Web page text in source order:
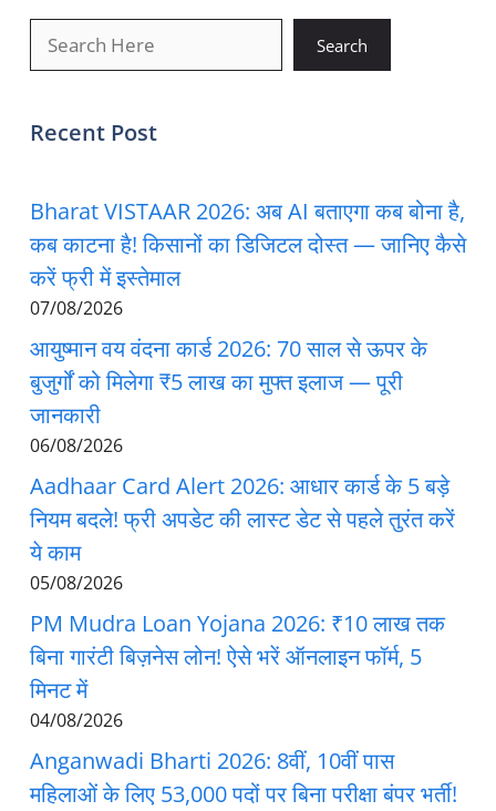
Search
Recent Post
Bharat VISTAAR 2026: अब AI बताएगा कब बोना है,
कब काटना है! किसानों का डिजिटल दोस्त — जानिए कैसे
करें फ्री में इस्तेमाल
07/08/2026
आयुष्मान वय वंदना कार्ड 2026: 70 साल से ऊपर के
बुजुर्गों को मिलेगा ₹5 लाख का मुफ्त इलाज — पूरी
जानकारी
06/08/2026
Aadhaar Card Alert 2026: आधार कार्ड के 5 बड़े
नियम बदले! फ्री अपडेट की लास्ट डेट से पहले तुरंत करें
ये काम
05/08/2026
PM Mudra Loan Yojana 2026: ₹10 लाख तक
बिना गारंटी बिज़नेस लोन! ऐसे भरें ऑनलाइन फॉर्म, 5
मिनट में
04/08/2026
Anganwadi Bharti 2026: 8वीं, 10वीं पास
महिलाओं के लिए 53,000 पदों पर बिना परीक्षा बंपर भर्ती!